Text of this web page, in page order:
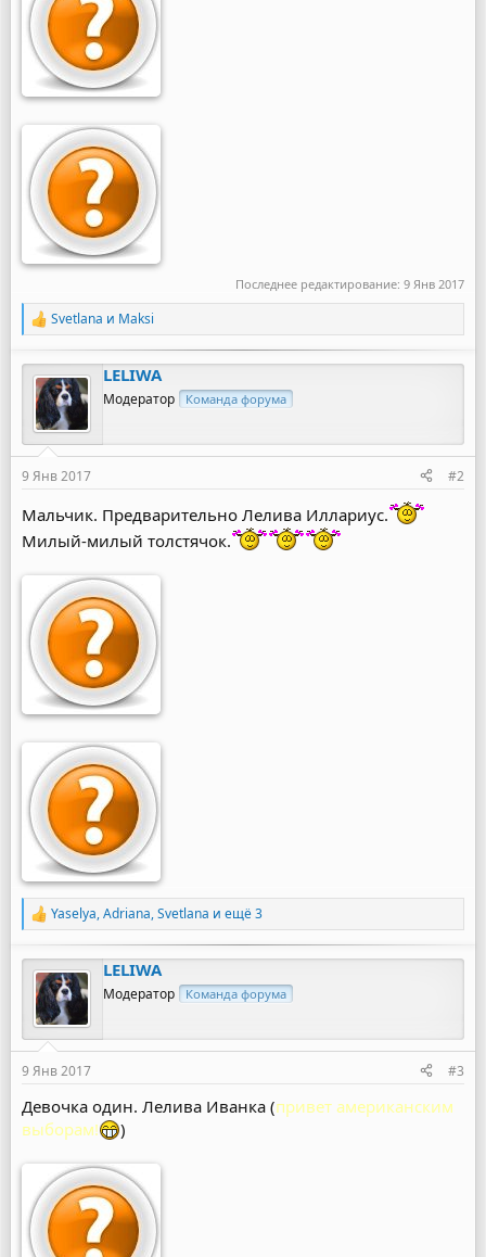
Последнее редактирование: 9 Янв 2017
Р
а
к
ц
и
и
:
Svetlana и Maksi
LELIWA
Модератор Команда форума
9 Янв 2017 #2
Мальчик. Предварительно Лелива Иллариус.
Милый-милый толстячок.
Р
а
к
ц
и
и
:
Yaselya,Adriana,Svetlana и ещё 3
LELIWA
Модератор Команда форума
9 Янв 2017 #3
Девочка один. Лелива Иванка (привет американским
выборам!
)